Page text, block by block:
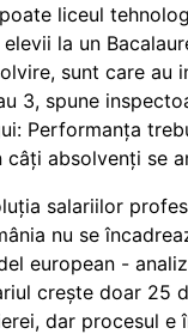
liceul
la un
sunt care au
3, spune
Performanța
câți absolvenți se
salariilor
nu se
european -
crește doar 25
dar procesul e